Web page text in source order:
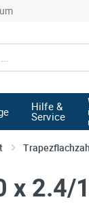
Hilfe &
Service
2.4/